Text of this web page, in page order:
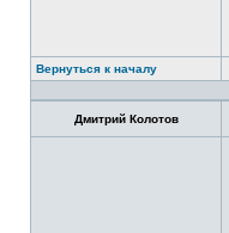
Вернуться к началу
Дмитрий Колотов